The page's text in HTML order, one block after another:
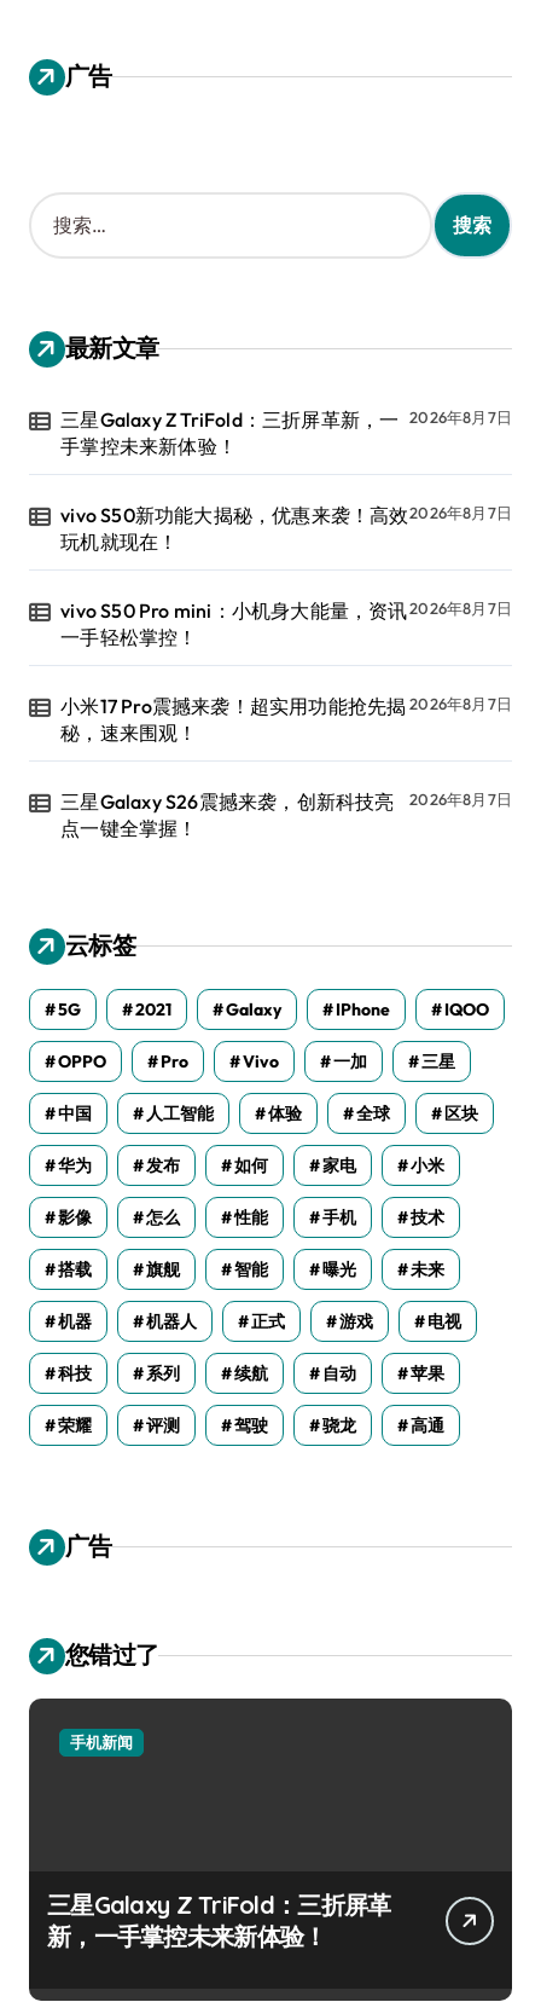
广告
搜
索
：
最新文章
三星Galaxy Z TriFold：三折屏革新，一
手掌控未来新体验！
2026年8月7日
vivo S50新功能大揭秘，优惠来袭！高效
玩机就现在！
2026年8月7日
vivo S50 Pro mini：小机身大能量，资讯
一手轻松掌控！
2026年8月7日
小米17 Pro震撼来袭！超实用功能抢先揭
秘，速来围观！
2026年8月7日
三星Galaxy S26震撼来袭，创新科技亮
点一键全掌握！
2026年8月7日
云标签
5G 2021 Galaxy IPhone IQOO
OPPO Pro Vivo 一加 三星
中国 人工智能 体验 全球 区块
华为 发布 如何 家电 小米
影像 怎么 性能 手机 技术
搭载 旗舰 智能 曝光 未来
机器 机器人 正式 游戏 电视
科技 系列 续航 自动 苹果
荣耀 评测 驾驶 骁龙 高通
广告
您错过了
手机新闻
三星Galaxy Z TriFold：三折屏革
新，一手掌控未来新体验！